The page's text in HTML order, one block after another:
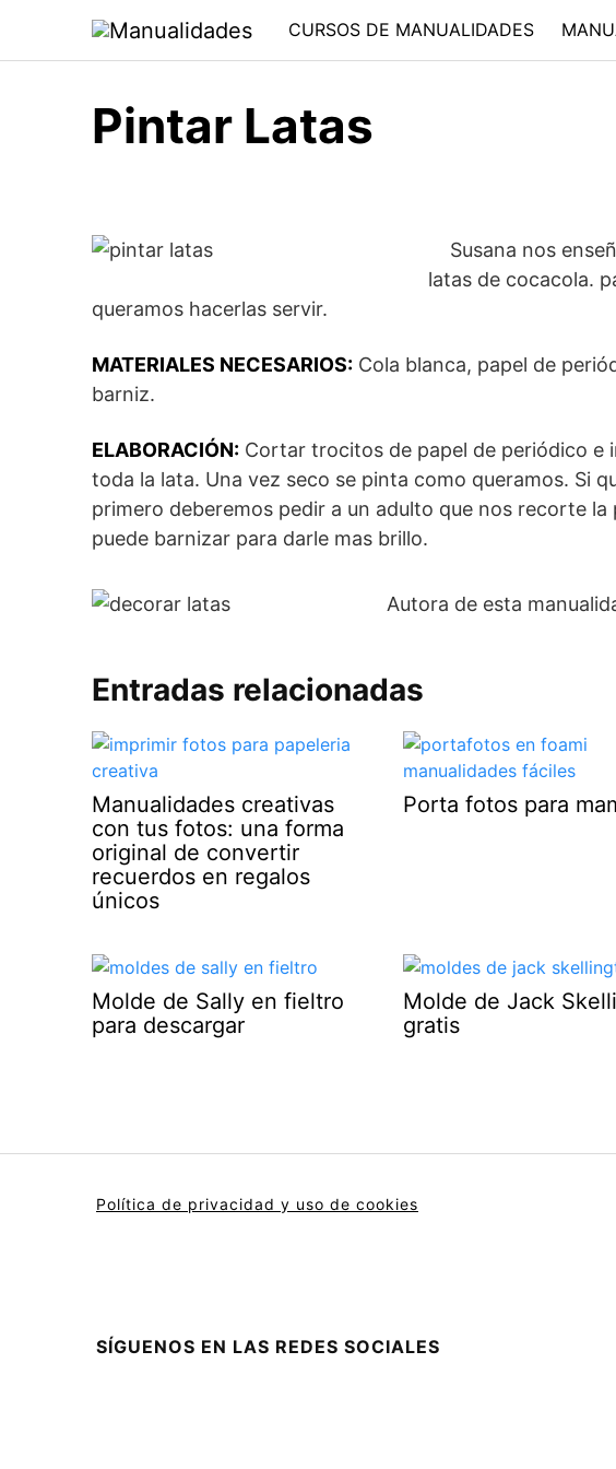
contenido
CURSOS DE MANUALIDADES
Pintar Latas
Susana nos
latas de cocacola.
queramos hacerlas servir.
MATERIALES NECESARIOS: Cola blanca, papel de
barniz.
ELABORACIÓN: Cortar trocitos de papel de periódico e
toda la lata. Una vez seco se pinta como queramos. Si
primero deberemos pedir a un adulto que nos recorte
puede barnizar para darle mas brillo.
Autora de esta
Entradas relacionadas
Manualidades creativas
con tus fotos: una forma
original de convertir
recuerdos en regalos
únicos
Porta fotos para
Molde de Sally en fieltro
para descargar
Molde de Jack
gratis
Política de privacidad y uso de cookies
SÍGUENOS EN LAS REDES SOCIALES